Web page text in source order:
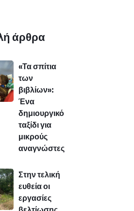
άρθρα
«Τα σπίτια
των
βιβλίων»:
Ένα
δημιουργικό
ταξίδι για
μικρούς
αναγνώστες
Στην τελική
ευθεία οι
εργασίες